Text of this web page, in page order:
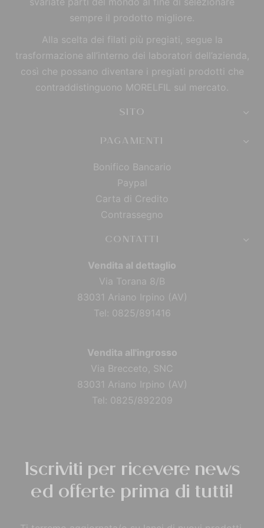
sempre il prodotto migliore.
Alla scelta dei filati più pregiati, segue la
trasformazione all’interno dei laboratori dell’azienda,
così che possano diventare i pregiati prodotti che
contraddistinguono MORELFIL sul mercato.
SITO
PAGAMENTI
Bonifico Bancario
Paypal
Carta di Credito
Contrassegno
CONTATTI
Vendita al dettaglio
Via Torana 8/B
83031 Ariano Irpino (AV)
Tel: 0825/891416
Vendita all'ingrosso
Via Brecceto, SNC
83031 Ariano Irpino (AV)
Tel: 0825/892209
Iscriviti per ricevere news
ed offerte prima di tutti!